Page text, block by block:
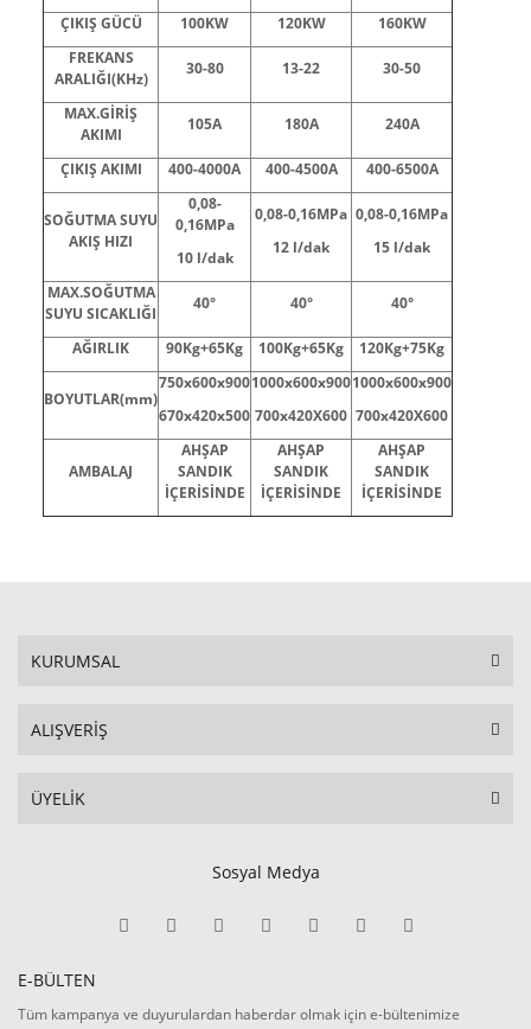
ÇIKIŞ GÜCÜ
100KW 120KW
160KW
FREKANS
ARALIĞI(KHz)
30-80 13-22 30-50
MAX.GİRİŞ
AKIMI
105A 180A 240A
ÇIKIŞ AKIMI 400-4000A 400-4500A 400-6500A
SOĞUTMA SUYU
AKIŞ HIZI
0,08-
0,16MPa
10 l/dak
0,08-0,16MPa
12 l/dak
0,08-0,16MPa
15 l/dak
MAX.SOĞUTMA
SUYU SICAKLIĞI
40° 40° 40°
AĞIRLIK 90Kg+65Kg 100Kg+65Kg 120Kg+75Kg
BOYUTLAR(mm)
750x600x900
670x420x500
1000x600x900
700x420X600
1000x600x900
700x420X600
AMBALAJ
AHŞAP
SANDIK
İÇERİSİNDE
AHŞAP
SANDIK
İÇERİSİNDE
AHŞAP
SANDIK
İÇERİSİNDE
KURUMSAL
ALIŞVERİŞ
ÜYELİK
Sosyal Medya
E-BÜLTEN
Tüm kampanya ve duyurulardan haberdar olmak için e-bültenimize